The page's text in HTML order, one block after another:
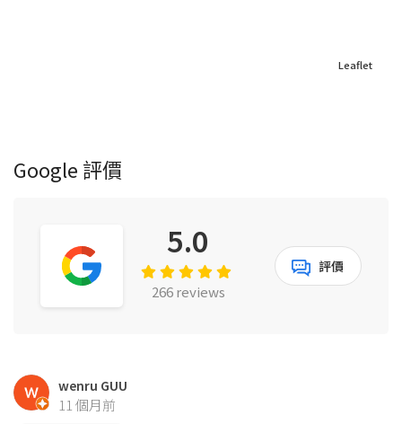
Leaflet
Google 評價
5.0
266 reviews
評價
wenru GUU
11 個月前